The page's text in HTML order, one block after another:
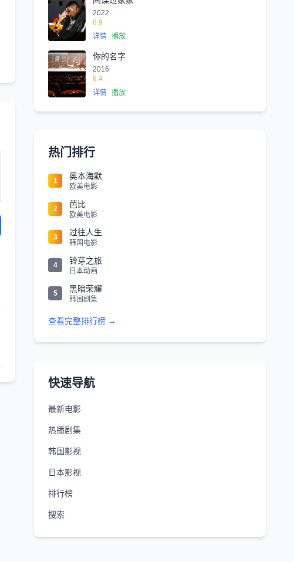
2022
8.9
详情 播放
你的名字
2016
8.4
详情 播放
热门排行
1 奥本海默
欧美电影
2 芭比
欧美电影
3 过往人生
韩国电影
4 铃芽之旅
日本动画
5 黑暗荣耀
韩国剧集
查看完整排行榜 →
快速导航
最新电影
热播剧集
韩国影视
日本影视
排行榜
搜索